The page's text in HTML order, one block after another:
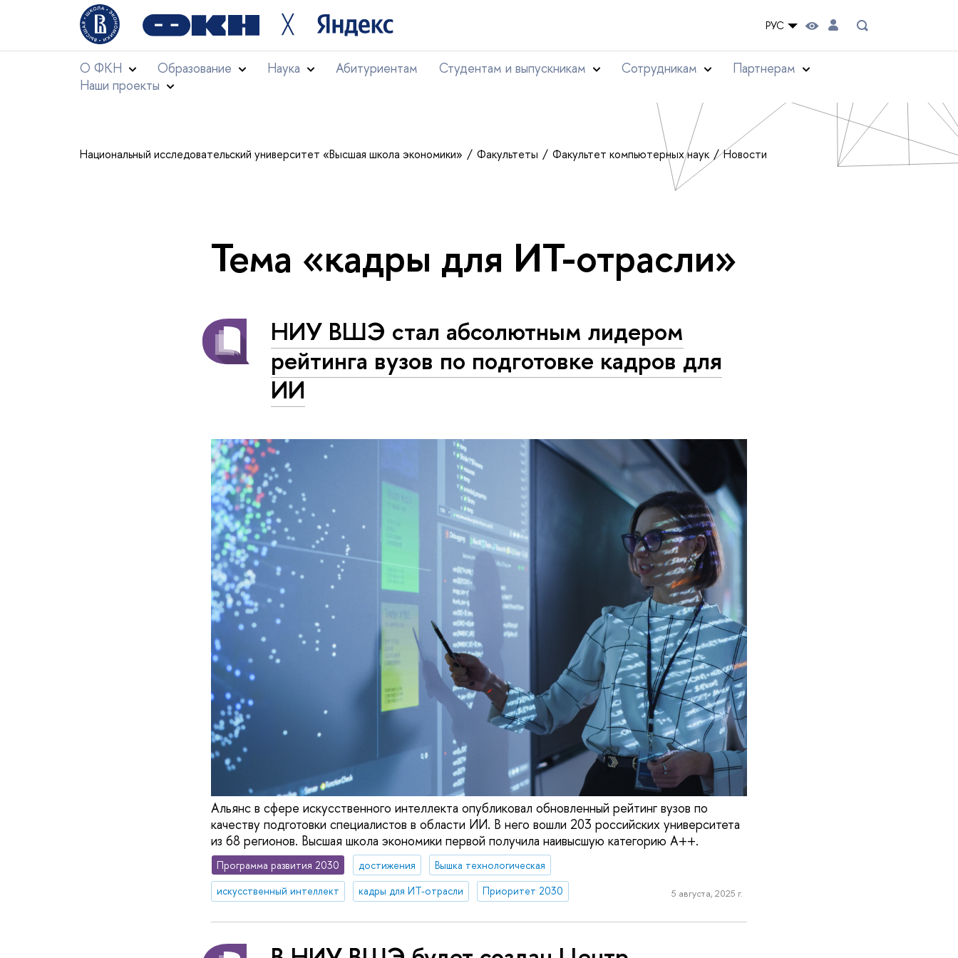
╳ РУС
О ФКН Образование Наука Абитуриентам Студентам и выпускникам Сотрудникам
Партнерам
Наши проекты
Национальный исследовательский университет «Высшая школа экономики» Факультеты Факультет компьютерных наук Новости
Тема «кадры для ИТ-отрасли»
НИУ ВШЭ стал абсолютным лидером
рейтинга вузов по подготовке кадров для
ИИ
Альянс в сфере искусственного интеллекта опубликовал обновленный рейтинг вузов по
качеству подготовки специалистов в области ИИ. В него вошли 203 российских университета
из 68 регионов. Высшая школа экономики первой получила наивысшую категорию А++.
Программа развития 2030 достижения
Вышка технологическая
искусственный интеллект
кадры для ИТ-отрасли Приоритет 2030 5 августа, 2025 г.